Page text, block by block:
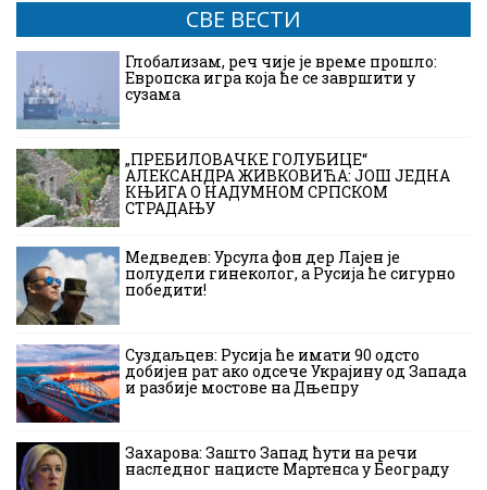
СВЕ ВЕСТИ
Глобализам, реч чије је време прошло:
Европска игра која ће се завршити у
сузама
„ПРЕБИЛОВАЧКЕ ГОЛУБИЦЕ“
АЛЕКСАНДРА ЖИВКОВИЋА: ЈОШ ЈЕДНА
КЊИГА О НАДУМНОМ СРПСКОМ
СТРАДАЊУ
Медведев: Урсула фон дер Лајен је
полудели гинеколог, а Русија ће сигурно
победити!
Суздаљцев: Русија ће имати 90 одсто
добијен рат ако одсече Украјину од Запада
и разбије мостове на Дњепру
Захарова: Зашто Запад ћути на речи
наследног нацисте Мартенса у Београду